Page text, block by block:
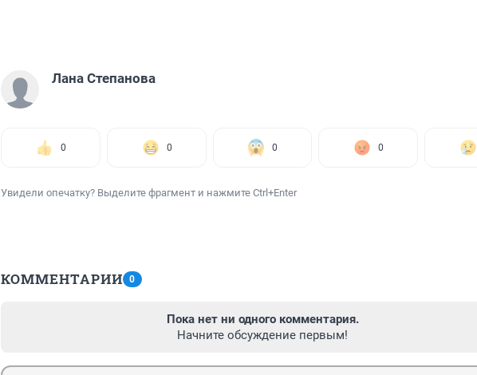
Лана Степанова
0 0 0 0
Увидели опечатку? Выделите фрагмент и нажмите Ctrl+Enter
КОММЕНТАРИИ 0
Пока нет ни одного комментария.
Начните обсуждение первым!